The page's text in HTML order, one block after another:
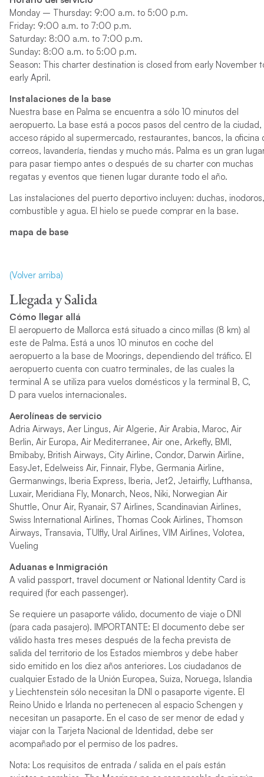
Monday – Thursday: 9:00 a.m. to 5:00 p.m.
Friday: 9:00 a.m. to 7:00 p.m.
Saturday: 8:00 a.m. to 7:00 p.m.
Sunday: 8:00 a.m. to 5:00 p.m.
Season: This charter destination is closed from early November
early April.
Instalaciones de la base
Nuestra base en Palma se encuentra a sólo 10 minutos del
aeropuerto. La base está a pocos pasos del centro de la ciudad,
acceso rápido al supermercado, restaurantes, bancos, la oficina
correos, lavandería, tiendas y mucho más. Palma es un gran
para pasar tiempo antes o después de su charter con muchas
regatas y eventos que tienen lugar durante todo el año.
Las instalaciones del puerto deportivo incluyen: duchas, inodoros,
combustible y agua. El hielo se puede comprar en la base.
mapa de base
(Volver arriba)
Llegada y Salida
Cómo llegar allá
El aeropuerto de Mallorca está situado a cinco millas (8 km) al
este de Palma. Está a unos 10 minutos en coche del
aeropuerto a la base de Moorings, dependiendo del tráfico. El
aeropuerto cuenta con cuatro terminales, de las cuales la
terminal A se utiliza para vuelos domésticos y la terminal B, C,
D para vuelos internacionales.
Aerolíneas de servicio
Adria Airways, Aer Lingus, Air Algerie, Air Arabia, Maroc, Air
Berlin, Air Europa, Air Mediterranee, Air one, Arkefly, BMI,
Bmibaby, British Airways, City Airline, Condor, Darwin Airline,
EasyJet, Edelweiss Air, Finnair, Flybe, Germania Airline,
Germanwings, Iberia Express, Iberia, Jet2, Jetairfly, Lufthansa,
Luxair, Meridiana Fly, Monarch, Neos, Niki, Norwegian Air
Shuttle, Onur Air, Ryanair, S7 Airlines, Scandinavian Airlines,
Swiss International Airlines, Thomas Cook Airlines, Thomson
Airways, Transavia, TUIfly, Ural Airlines, VIM Airlines, Volotea,
Vueling
Aduanas e Inmigración
A valid passport, travel document or National Identity Card is
required (for each passenger).
Se requiere un pasaporte válido, documento de viaje o DNI
(para cada pasajero). IMPORTANTE: El documento debe ser
válido hasta tres meses después de la fecha prevista de
salida del territorio de los Estados miembros y debe haber
sido emitido en los diez años anteriores. Los ciudadanos de
cualquier Estado de la Unión Europea, Suiza, Noruega, Islandia
y Liechtenstein sólo necesitan la DNI o pasaporte vigente. El
Reino Unido e Irlanda no pertenecen al espacio Schengen y
necesitan un pasaporte. En el caso de ser menor de edad y
viajar con la Tarjeta Nacional de Identidad, debe ser
acompañado por el permiso de los padres.
Nota: Los requisitos de entrada / salida en el país están